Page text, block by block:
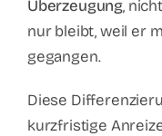
Überzeugung,
nur bleibt, weil er
gegangen.
Diese
kurzfristige